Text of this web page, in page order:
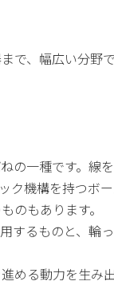
、幅広い分野で
の一種です。線
機構を持つボ
のもあります。
るものと、輪
る動力を生み